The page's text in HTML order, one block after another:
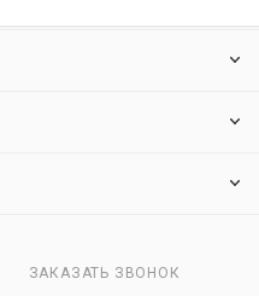
ЗАКАЗАТЬ ЗВОНОК